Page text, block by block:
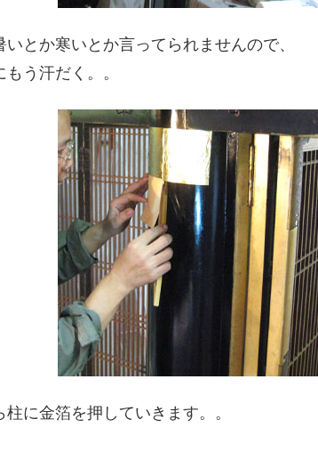
とか寒いとか言ってられませんので、
う汗だく。。
に金箔を押していきます。。